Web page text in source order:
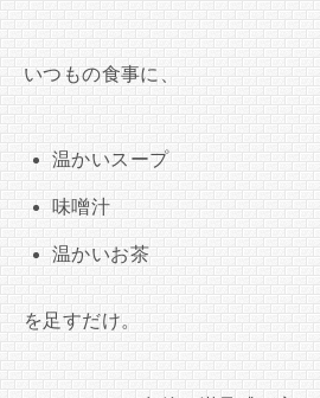
いつもの食事に、
温かいスープ
味噌汁
温かいお茶
を足すだけ。